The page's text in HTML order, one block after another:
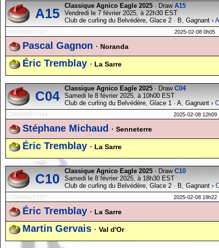
A15
Classique Agnico Eagle 2025 · Draw A15
Vendredi le 7 février 2025, à 22h30 EST
Club de curling du Belvédère, Glace 2 · B, Gagnant ›
A15D8626T7437 2025-02-08 0h05
Pascal Gagnon · Noranda
Éric Tremblay · La Sarre
C04
Classique Agnico Eagle 2025 · Draw C04
Samedi le 8 février 2025, à 10h00 EST
Club de curling du Belvédère, Glace 1 · A, Gagnant ›
C04D8655T7444 2025-02-08 12h09
Stéphane Michaud · Senneterre
Éric Tremblay · La Sarre
C10
Classique Agnico Eagle 2025 · Draw C10
Samedi le 8 février 2025, à 18h30 EST
Club de curling du Belvédère, Glace 2 · B, Gagnant ›
C10D8661T7457 2025-02-08 19h22
Éric Tremblay · La Sarre
Martin Gervais · Val d'Or